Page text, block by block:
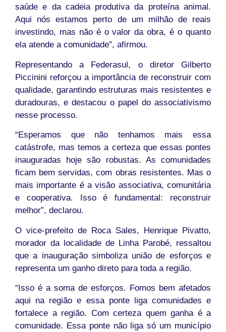
saúde e da cadeia produtiva da proteína animal.
Aqui nós estamos perto de um milhão de reais
investindo, mas não é o valor da obra, é o quanto
ela atende a comunidade”, afirmou.
Representando a Federasul, o diretor Gilberto
Piccinini reforçou a importância de reconstruir com
qualidade, garantindo estruturas mais resistentes e
duradouras, e destacou o papel do associativismo
nesse processo.
“Esperamos que não tenhamos mais essa
catástrofe, mas temos a certeza que essas pontes
inauguradas hoje são robustas. As comunidades
ficam bem servidas, com obras resistentes. Mas o
mais importante é a visão associativa, comunitária
e cooperativa. Isso é fundamental: reconstruir
melhor”, declarou.
O vice-prefeito de Roca Sales, Henrique Pivatto,
morador da localidade de Linha Parobé, ressaltou
que a inauguração simboliza união de esforços e
representa um ganho direto para toda a região.
“Isso é a soma de esforços. Fomos bem afetados
aqui na região e essa ponte liga comunidades e
fortalece a região. Com certeza quem ganha é a
comunidade. Essa ponte não liga só um município